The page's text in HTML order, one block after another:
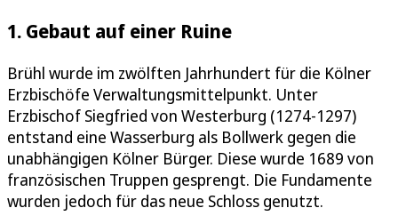
1. Gebaut auf einer Ruine
Brühl wurde im zwölften Jahrhundert für die Kölner
Erzbischöfe Verwaltungsmittelpunkt. Unter
Erzbischof Siegfried von Westerburg (1274-1297)
entstand eine Wasserburg als Bollwerk gegen die
unabhängigen Kölner Bürger. Diese wurde 1689 von
französischen Truppen gesprengt. Die Fundamente
wurden jedoch für das neue Schloss genutzt.